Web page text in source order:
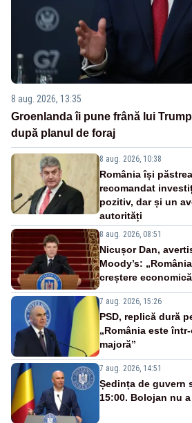
8 aug. 2026, 13:35
Groenlanda îi pune frână lui
după planul de foraj
8 aug. 2026, 10:38
România își
recomandat
pozitiv, dar și un
autorități
8 aug. 2026, 08:51
Nicușor Dan,
Moody’s:
creștere
7 aug. 2026, 15:26
PSD, replică dură
„România este
majoră”
7 aug. 2026, 14:51
Ședința de guvern
15:00. Bolojan nu